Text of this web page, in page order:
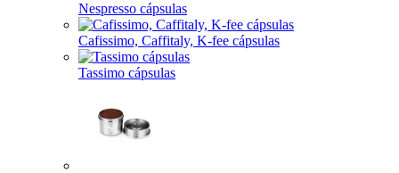
Nespresso cápsulas
Cafissimo, Caffitaly, K-fee cápsulas
Tassimo cápsulas